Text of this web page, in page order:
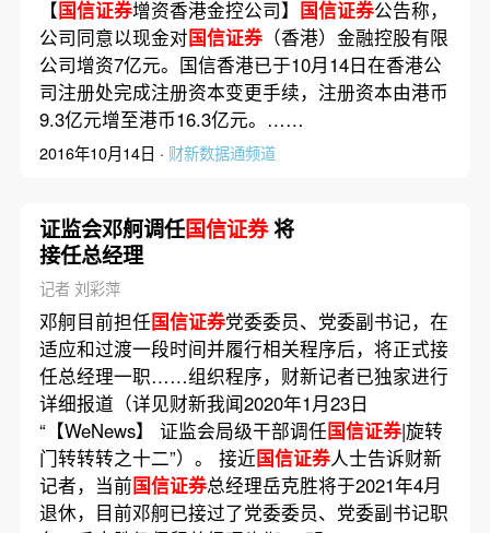
【国信证券增资香港金控公司】 国信证券公告称，
公司同意以现金对国信证券（香港）金融控股有限
公司增资7亿元。国信香港已于10月14日在香港公
司注册处完成注册资本变更手续，注册资本由港币
9.3亿元增至港币16.3亿元。……
2016年10月14日 · 财新数据通频道
证监会邓舸调任国信证券将
接任总经理
记者 刘彩萍
邓舸目前担任国信证券党委委员、党委副书记，在
适应和过渡一段时间并履行相关程序后，将正式接
任总经理一职……组织程序，财新记者已独家进行
详细报道（详见财新我闻2020年1月23日
“【WeNews】 证监会局级干部调任国信证券|旋转
门转转转之十二”）。 接近国信证券人士告诉财新
记者，当前国信证券总经理岳克胜将于2021年4月
退休，目前邓舸已接过了党委委员、党委副书记职